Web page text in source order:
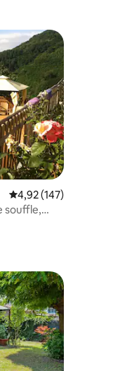
: 4,94 sur 5
Évaluation moyenne
4,92 (147)
souffle,